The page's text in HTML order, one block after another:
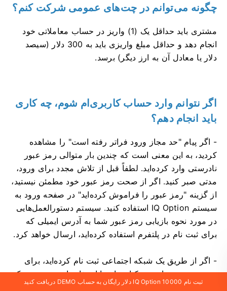
چگونه می‌توانم در چت‌های عمومی شرکت کنم؟
مشتری باید حداقل یک (1) واریز در حساب معاملاتی خود
انجام دهد و حداقل مبلغ واریزی باید به 300 دلار (سیصد
دلار یا معادل آن به ارز دیگر) برسد.
اگر نتوانم وارد حساب کاربری‌ام شوم، چه کاری
باید انجام دهم؟
- اگر پیام "حد مجاز ورود فراتر رفته است" را مشاهده
کردید، به این معنی است که چندین بار متوالی رمز عبور
نادرستی وارد کرده‌اید. لطفاً قبل از تلاش مجدد برای ورود،
مدتی صبر کنید. اگر از صحت رمز عبور خود مطمئن نیستید،
از گزینه "رمز عبور را فراموش کرده‌اید" در صفحه ورود به
سیستم IQ Option استفاده کنید. سیستم دستورالعمل‌هایی
در مورد نحوه بازیابی رمز عبور شما به آدرس ایمیلی که
برای ثبت نام در پلتفرم استفاده کرده‌اید، ارسال خواهد کرد.
- اگر از طریق یک شبکه اجتماعی ثبت نام کرده‌اید، برای
دسترسی به برنامه دسکتاپ باید با استفاده از نسخه وب یک
رمز عبور ایجاد کنید. می‌توانید با استفاده از گزینه "رمز عبور
ثبت نام IQ Option 10000 دلار رایگان به حساب DEMO دریافت کنید